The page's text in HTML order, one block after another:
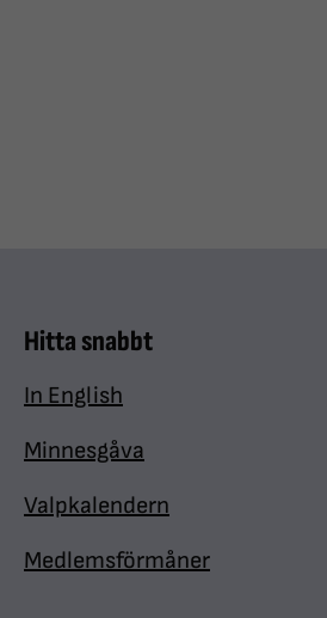
Hitta snabbt
In English
Minnesgåva
Valpkalendern
Medlemsförmåner